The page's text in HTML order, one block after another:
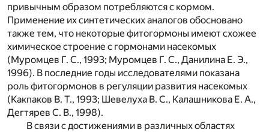
привычным образом потребляются с кормом.
Применение их синтетических аналогов обосновано
также тем, что некоторые фитогормоны имеют схожее
химическое строение с гормонами насекомых
(Муромцев Г. С., 1993; Муромцев Г. С., Данилина Е. Э.,
1996). В последние годы исследователями показана
роль фитогормонов в регуляции развития насекомых
(Какпаков В. Т., 1993; Шевелуха В. С., Калашникова Е. А.,
Дегтярев С. В., 1998).
В связи с достижениями в различных областях